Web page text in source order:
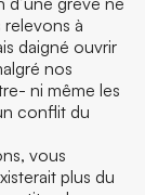
relevons à
daigné ouvrir
nos
ni même les
conflit du
vous
plus du